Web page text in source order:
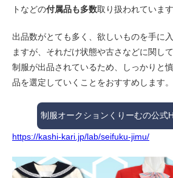
トなどの付属品も多数取り扱われています
出品数がとても多く、欲しいものを手に
ますが、それだけ状態や古さなどに関し
制服が出品されているため、しっかりと
品を選定していくことをおすすめします。
制服オークションくりーむの公式
https://kashi-kari.jp/lab/seifuku-jimu/